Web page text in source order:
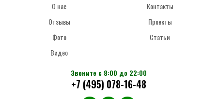
О нас
Отзывы
Фото
Видео
Контакты
Проекты
Статьи
Звоните с 8:00 до 22:00
+7 (495) 078-16-48